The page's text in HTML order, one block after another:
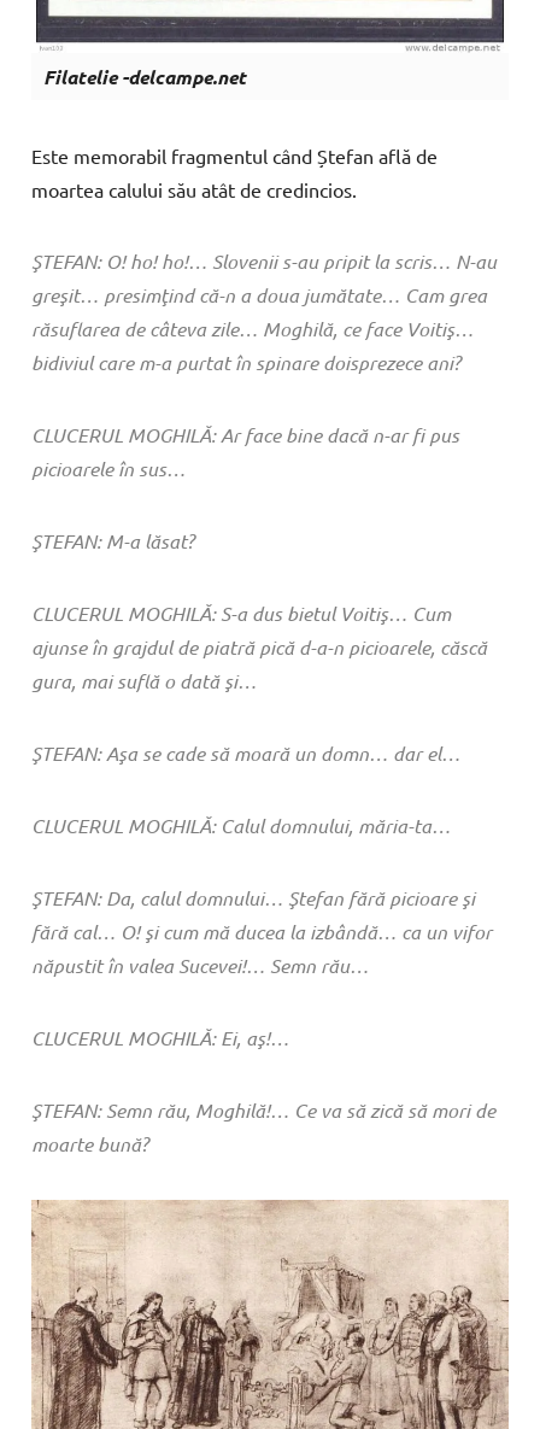
Filatelie -delcampe.net
Este memorabil fragmentul când Ștefan află de
moartea calului său atât de credincios.
ŞTEFAN: O! ho! ho!… Slovenii s-au pripit la scris… N-au
greşit… presimţind că-n a doua jumătate… Cam grea
răsuflarea de câteva zile… Moghilă, ce face Voitiş…
bidiviul care m-a purtat în spinare doisprezece ani?
CLUCERUL MOGHILĂ: Ar face bine dacă n-ar fi pus
picioarele în sus…
ŞTEFAN: M-a lăsat?
CLUCERUL MOGHILĂ: S-a dus bietul Voitiş… Cum
ajunse în grajdul de piatră pică d-a-n picioarele, căscă
gura, mai suflă o dată şi…
ŞTEFAN: Aşa se cade să moară un domn… dar el…
CLUCERUL MOGHILĂ: Calul domnului, măria-ta…
ŞTEFAN: Da, calul domnului… Ştefan fără picioare şi
fără cal… O! şi cum mă ducea la izbândă… ca un vifor
năpustit în valea Sucevei!… Semn rău…
CLUCERUL MOGHILĂ: Ei, aş!…
ŞTEFAN: Semn rău, Moghilă!… Ce va să zică să mori de
moarte bună?